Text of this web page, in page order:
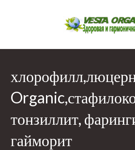
тонзиллит,
гайморит